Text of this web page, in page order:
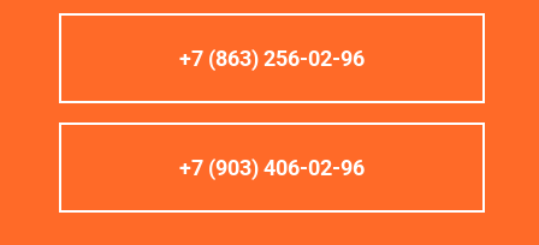
+7 (863) 256-02-96
+7 (903) 406-02-96